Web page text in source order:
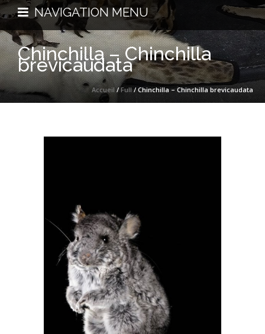
NAVIGATION MENU
Chinchilla – Chinchilla
brevicaudata
Accueil/Full/ Chinchilla – Chinchilla brevicaudata